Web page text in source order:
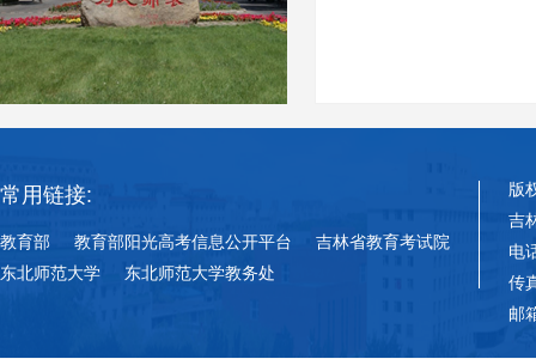
常用链接:
教育部 教育部阳光高考信息公开平台
吉林省教育考试院
东北师范大学
东北师范大学教务处
版
吉
电
传
邮